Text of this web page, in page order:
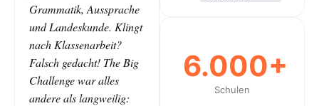
Grammatik, Aussprache
und Landeskunde. Klingt
nach Klassenarbeit?
Falsch gedacht! The Big
Challenge war alles
andere als langweilig:
6.000+
Schulen